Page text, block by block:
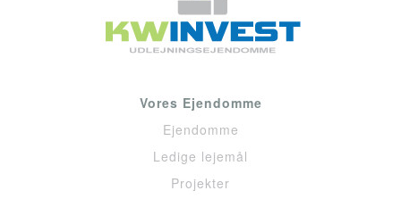
Vores Ejendomme
Ejendomme
Ledige lejemål
Projekter